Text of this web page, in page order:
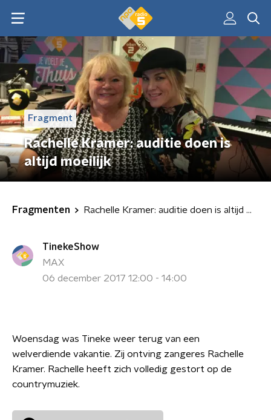
Fragment
Rachelle Kramer: auditie doen is
altijd moeilijk
Fragmenten Rachelle Kramer: auditie doen is altijd moeilijk
TinekeShow
MAX
06 december 2017 12:00 - 14:00
Woensdag was Tineke weer terug van een
welverdiende vakantie. Zij ontving zangeres Rachelle
Kramer. Rachelle heeft zich volledig gestort op de
countrymuziek.